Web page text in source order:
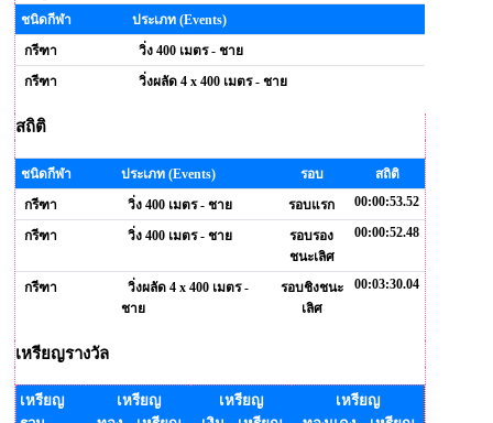
ชนิดกีฬา
ประเภท (Events)
กรีฑา
วิ่ง 400 เมตร - ชาย
กรีฑา
วิ่งผลัด 4 x 400 เมตร - ชาย
สถิติ
ชนิดกีฬา ประเภท (Events) รอบ
สถิติ
กรีฑา
วิ่ง 400 เมตร - ชาย รอบแรก 00:00:53.52
กรีฑา วิ่ง 400 เมตร - ชาย
รอบรอง
ชนะเลิศ
00:00:52.48
กรีฑา
วิ่งผลัด 4 x 400 เมตร -
ชาย
รอบชิงชนะ
เลิศ
00:03:30.04
เหรียญรางวัล
เหรียญ
เหรียญ
เหรียญ
เหรียญ